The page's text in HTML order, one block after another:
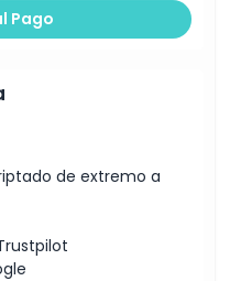
Pago
de extremo a